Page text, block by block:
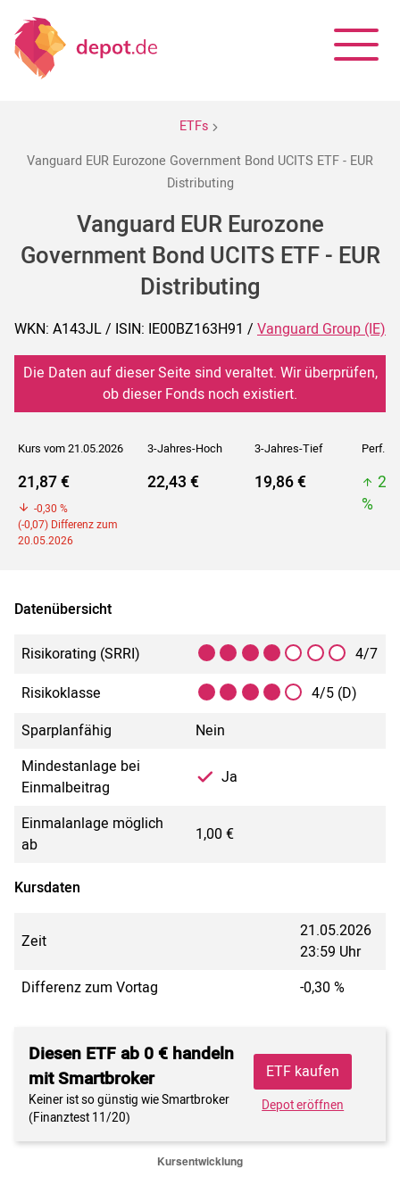
ETFs
Vanguard EUR Eurozone Government Bond UCITS ETF - EUR
Distributing
Vanguard EUR Eurozone
Government Bond UCITS ETF - EUR
Distributing
WKN: A143JL / ISIN: IE00BZ163H91 / Vanguard Group (IE)
Die Daten auf dieser Seite sind veraltet. Wir überprüfen,
ob dieser Fonds noch existiert.
Kurs vom 21.05.2026 3-Jahres-Hoch 3-Jahres-Tief Perf. 5J
21,87 €
-0,30 %
(-0,07) Differenz zum
20.05.2026
22,43 € 19,86 €
%
Datenübersicht
Risikorating (SRRI)
4/7
Risikoklasse
4/5 (D)
Sparplanfähig
Nein
Mindestanlage bei
Einmalbeitrag
Ja
Einmalanlage möglich
ab
1,00 €
Kursdaten
Zeit
21.05.2026
23:59 Uhr
Differenz zum Vortag
-0,30 %
Diesen ETF ab 0 € handeln
mit Smartbroker
Keiner ist so günstig wie Smartbroker
(Finanztest 11/20)
ETF kaufen
Depot eröffnen